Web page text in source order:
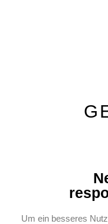
Um ein besseres